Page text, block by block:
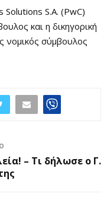
S.A. (PwC)
και η δικηγορική
νομικός σύμβουλος
– Τι δήλωσε ο Γ.